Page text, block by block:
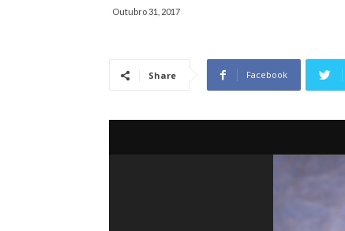
Outubro 31, 2017
Share Facebook